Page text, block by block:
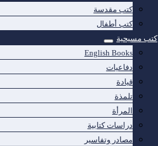
كتب مقدسة
كتب أطفال
كتب مسيحية
English Books
دفاعيات
قيادة
تلمذة
المرأة
دراسات كتابية
مصادر وتفاسير